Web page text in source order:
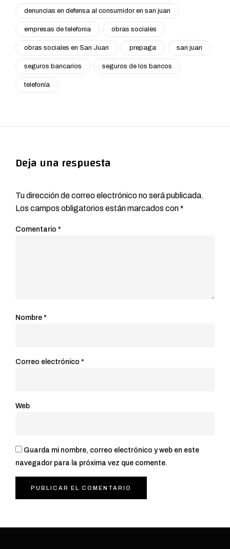
denuncias en defensa al consumidor en san juan
empresas de telefonia obras sociales
obras sociales en San Juan prepaga san juan
seguros bancarios seguros de los bancos
telefonía
Deja una respuesta
Tu dirección de correo electrónico no será publicada.
Los campos obligatorios están marcados con*
Comentario *
Nombre *
Correo electrónico *
Web
Guarda mi nombre, correo electrónico y web en este
navegador para la próxima vez que comente.